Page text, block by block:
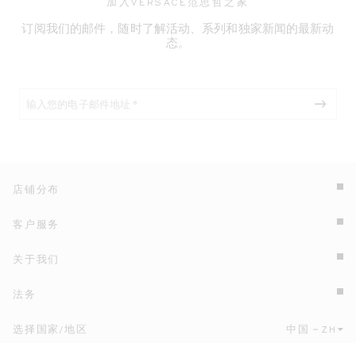
加入VERSACE范思哲之家
订阅我们的邮件，随时了解活动、系列和独家新闻的最新动
态。
店铺分布
客户服务
关于我们
法务
点击此处选择国家/地区和语言。
选择国家/地区 中国 ZH